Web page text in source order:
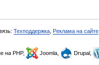
Техподдержка Реклама на сайте
на PHP, Joomla, Drupal,